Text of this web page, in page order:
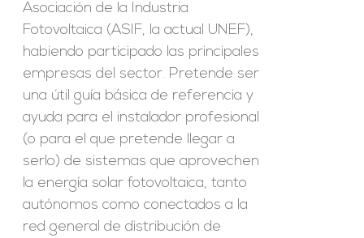
Asociación de la Industria
Fotovoltaica (ASIF, la actual UNEF),
habiendo participado las principales
empresas del sector. Pretende ser
una útil guía básica de referencia y
ayuda para el instalador profesional
(o para el que pretende llegar a
serlo) de sistemas que aprovechen
la energía solar fotovoltaica, tanto
autónomos como conectados a la
red general de distribución de